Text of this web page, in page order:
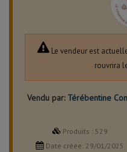
Le vendeur est
rouvrira
Vendu par: Térébentine
Produits : 529
Date créée: 29/01/2025